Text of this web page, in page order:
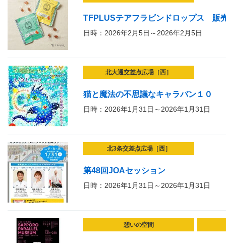
TFPLUSテアフラビンドロップス 販
日時：2026年2月5日～2026年2月5日
北大通交差点広場［西］
猫と魔法の不思議なキャラバン１０
日時：2026年1月31日～2026年1月31日
北3条交差点広場［西］
第48回JOAセッション
日時：2026年1月31日～2026年1月31日
憩いの空間